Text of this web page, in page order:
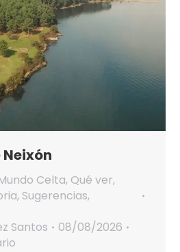
Celta, Qué ver,
, Sugerencias,
Santos
08/08/2026